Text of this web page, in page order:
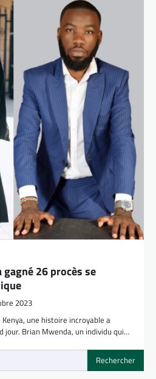
26 procès se
2023
une histoire incroyable a
jour. Brian Mwenda, un individu qui…